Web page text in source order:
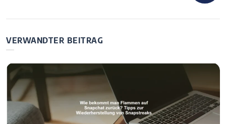
Profilbesucher
VERWANDTER BEITRAG